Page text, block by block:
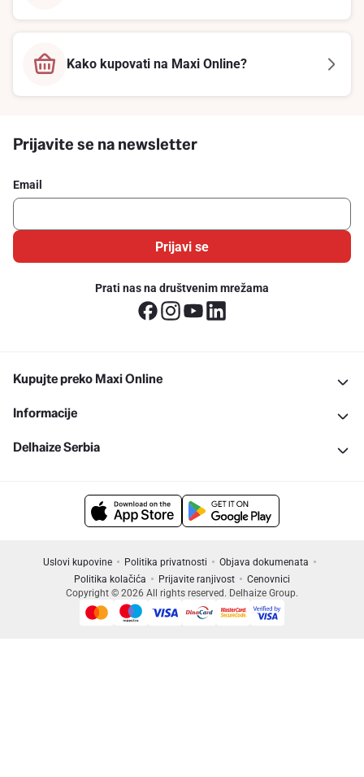
Kako kupovati na Maxi Online?
Prijavite se na newsletter
Email
Prijavi se
Prati nas na društvenim mrežama
Kupujte preko Maxi Online
Informacije
Delhaize Serbia
Uslovi kupovine Politika privatnosti
Objava dokumenata
Politika kolačića
Prijavite ranjivost
Cenovnici
Copyright © 2026 All rights reserved. Delhaize Group.